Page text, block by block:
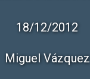
18/12/2012
Miguel Vázquez